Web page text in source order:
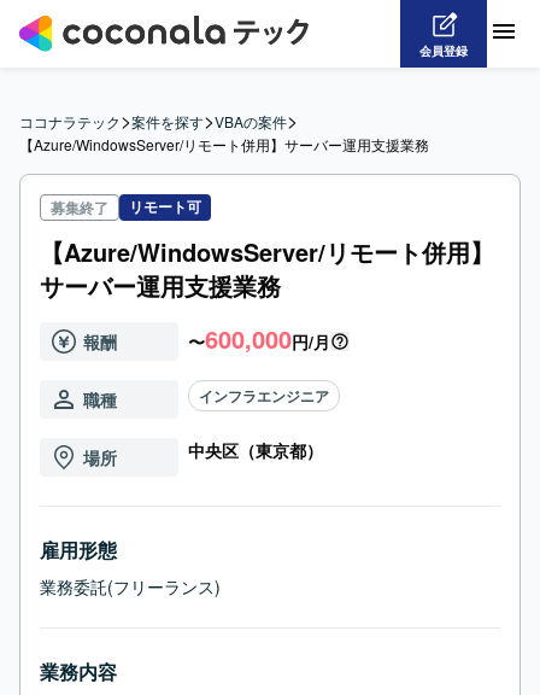
会員登録
ココナラテック>案件を探す>VBAの案件>
【Azure/WindowsServer/リモート併用】サーバー運用支援業務
募集終了 リモート可
【Azure/WindowsServer/リモート併用】
サーバー運用支援業務
報酬 〜600,000円/月
職種 インフラエンジニア
場所 中央区（東京都）
雇用形態
業務委託(フリーランス)
業務内容